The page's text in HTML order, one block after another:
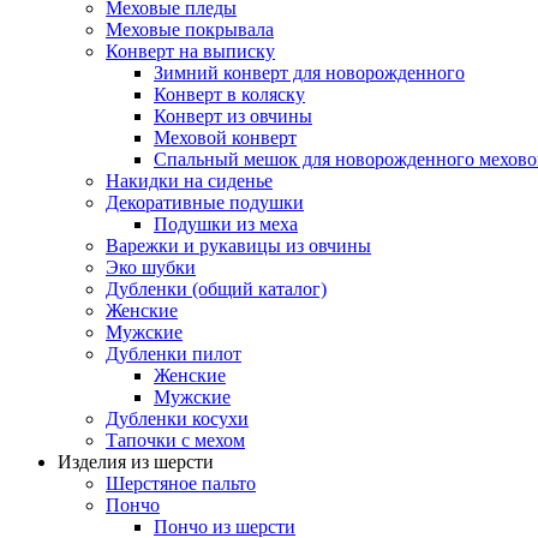
Меховые пледы
Меховые покрывала
Конверт на выписку
Зимний конверт для новорожденного
Конверт в коляску
Конверт из овчины
Меховой конверт
Спальный мешок для новорожденного
Накидки на сиденье
Декоративные подушки
Подушки из меха
Варежки и рукавицы из овчины
Эко шубки
Дубленки (общий каталог)
Женские
Мужские
Дубленки пилот
Женские
Мужские
Дубленки косухи
Тапочки с мехом
Изделия из шерсти
Шерстяное пальто
Пончо
Пончо из шерсти